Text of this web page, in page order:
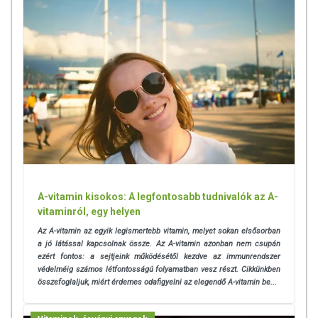
Napi ajánlott mennyiség: 1 kapszula étkezés közben.
ÖSSZETEVŐK
E-vitamin készítmény (d-alfa-tokoferil-acetát, finomított szójabab olaj),
zselatin, halolaj, E-vitamin készítmény: (vegyes tokoferolok: (alfa, béta,
gamma, delta), finomított szójabab olaj), emulgeálószer: glicerin, A-
vitamin készítmény: (napraforgó olaj, béta-karotin, dl-alfa-tokoferol),
víz, szelén készítmény: (maltodextrin, emulgeálószer: nátrium-citrát,
csomósodást gátló anyag: kalcium-karbonát, nátrium-szelenit),
kolekalciferol, d-alfa-tokoferol).
TOVÁBBI TUDNIVALÓK
Tárolás:Száraz, hűvös, napfénytől védett helyen.
Minőségét megőrzi: Lásd a csomagoláson feltünetett időpontot.
Forgalmazza:Vitaking Kft.
A-vitamin kisokos: A legfontosabb tudnivalók az A-
vitaminról, egy helyen
Az A-vitamin az egyik legismertebb vitamin, melyet sokan elsősorban
a jó látással kapcsolnak össze. Az A-vitamin azonban nem csupán
ezért fontos: a sejtjeink működésétől kezdve az immunrendszer
védelméig számos létfontosságú folyamatban vesz részt. Cikkünkben
összefoglaljuk, miért érdemes odafigyelni az elegendő A-vitamin be...